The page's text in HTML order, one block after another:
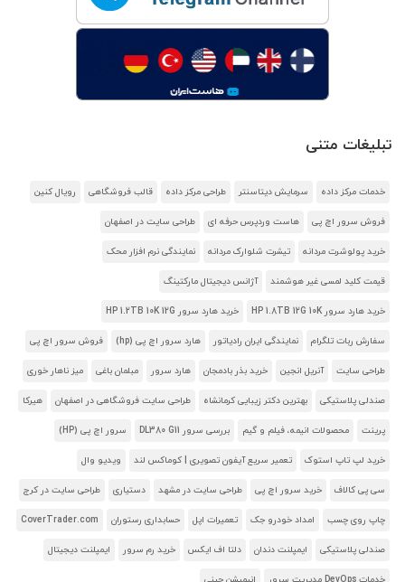
تبلیغات متنی
خدمات مرکز داده سرمایش دیتاسنتر طراحی مرکز داده قالب فروشگاهی رویال کنین
فروش سرور اچ پی هاست وردپرس حرفه ای طراحی سایت در اصفهان
خرید پولوشرت مردانه تیشرت شلوارک مردانه نمایندگی نرم افزار محک
قیمت کلید لمسی غیر هوشمند آژانس دیجیتال مارکتینگ
خرید هارد سرور HP 1.8TB 12G 10K خرید هارد سرور HP 1.2TB 10K 12G
سفارش ربات تلگرام نمایندگی ایران رادیاتور هارد سرور اچ پی (hp) فروش سرور اچ پی
طراحی سایت آنریل انجین خرید بذر بادمجان هارد سرور مبلمان باغی میز ناهار خوری
صندلی پلاستیکی بهترین دکتر زیبایی کرمانشاه طراحی سایت فروشگاهی در اصفهان هیرکا
پرینت محصولات انیمه، فیلم و گیم بررسی سرور DL380 G11 سرور اچ پی (HP)
خرید لپ تاپ استوک تعمیر سریع آیفون تصویری | کوماکس لند ویدیو وال
سی پی کالاف خرید سرور اچ پی طراحی سایت در مشهد دستیاری طراحی سایت در کرج
چاپ روی چسب امداد خودرو جک تعمیرات اپل حسابداری رستوران CoverTrader.com
صندلی پلاستیکی ایمپلنت دندان دلتا اف ایکس خرید رم سرور ایمپلنت دیجیتال